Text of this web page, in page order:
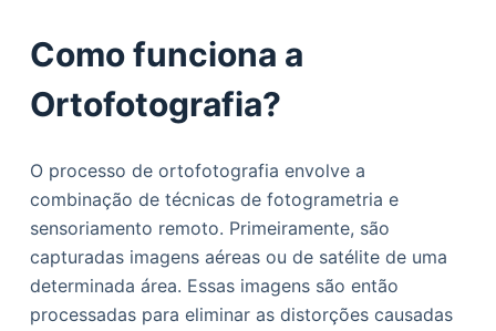
Como funciona a
Ortofotografia?
O processo de ortofotografia envolve a
combinação de técnicas de fotogrametria e
sensoriamento remoto. Primeiramente, são
capturadas imagens aéreas ou de satélite de uma
determinada área. Essas imagens são então
processadas para eliminar as distorções causadas